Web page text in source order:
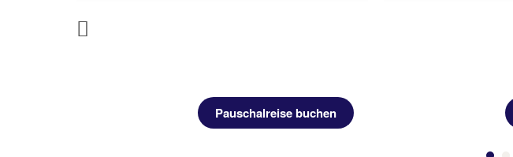
Previous
Pauschalreise buchen